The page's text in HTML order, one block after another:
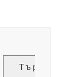
Търсене